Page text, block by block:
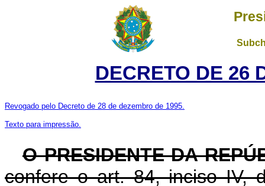
DECRETO DE 26
Revogado pelo Decreto de 28 de dezembro de 1995.
Texto para impressão.
O PRESIDENTE DA
confere o art. 84, inciso IV,